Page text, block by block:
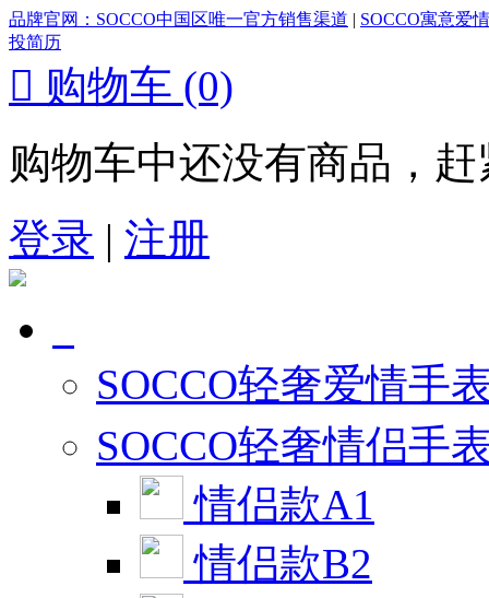
品牌官网：SOCCO中国区唯一官方销售渠道 | SOCCO寓意爱
投简历
 购物车 (0)
购物车中还没有商品，
登录 | 注册
SOCCO轻奢爱情手
SOCCO轻奢情侣手
情侣款A1
情侣款B2